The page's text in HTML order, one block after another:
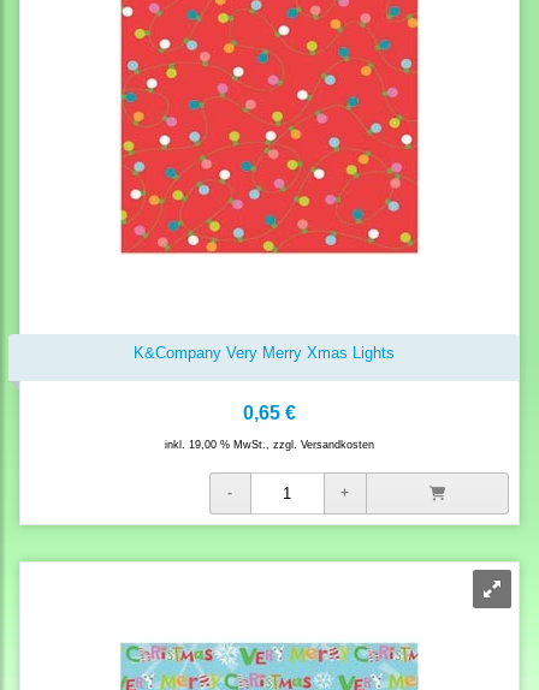
K&Company Very Merry Xmas Lights
0,65 €
inkl. 19,00 % MwSt., zzgl. Versandkosten